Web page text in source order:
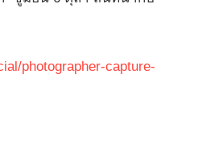
photographer-capture-